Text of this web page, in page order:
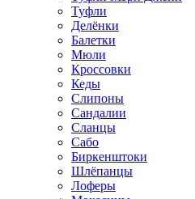
Туфли
Делёнки
Балетки
Мюли
Кроссовки
Кеды
Слипоны
Сандалии
Сланцы
Сабо
Биркенштоки
Шлёпанцы
Лоферы